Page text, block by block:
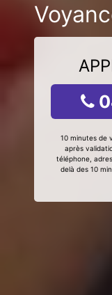
10 minutes de
après
téléphone,
delà des 10